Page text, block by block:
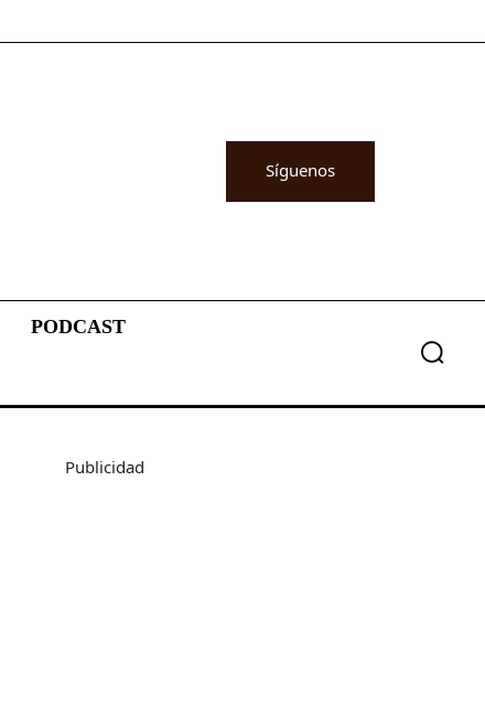
Síguenos
PODCAST
Publicidad